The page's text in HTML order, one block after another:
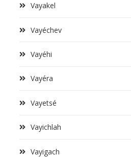
Vayakel
Vayéchev
Vayéhi
Vayéra
Vayetsé
Vayichlah
Vayigach